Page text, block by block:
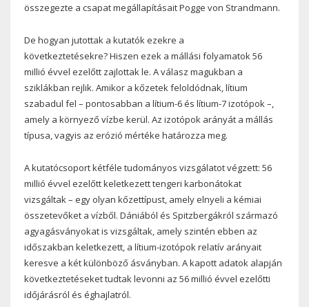
összegezte a csapat megállapításait Pogge von Strandmann.
De hogyan jutottak a kutatók ezekre a
következtetésekre? Hiszen ezek a mállási folyamatok 56
millió évvel ezelőtt zajlottak le. A válasz magukban a
sziklákban rejlik. Amikor a kőzetek feloldódnak, lítium
szabadul fel – pontosabban a lítium-6 és lítium-7 izotópok –,
amely a környező vízbe kerül. Az izotópok arányát a mállás
típusa, vagyis az erózió mértéke határozza meg.
A kutatócsoport kétféle tudományos vizsgálatot végzett: 56
millió évvel ezelőtt keletkezett tengeri karbonátokat
vizsgáltak – egy olyan kőzettípust, amely elnyeli a kémiai
összetevőket a vízből. Dániából és Spitzbergákról származó
agyagásványokat is vizsgáltak, amely szintén ebben az
időszakban keletkezett, a lítium-izotópok relatív arányait
keresve a két különböző ásványban. A kapott adatok alapján
következtetéseket tudtak levonni az 56 millió évvel ezelőtti
időjárásról és éghajlatról.